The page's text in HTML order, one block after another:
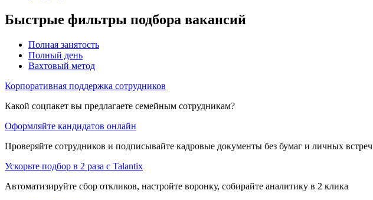
Быстрые фильтры подбора вакансий
Полная занятость
Полный день
Вахтовый метод
Корпоративная поддержка сотрудников
Какой соцпакет вы предлагаете семейным сотрудникам?
Оформляйте кандидатов онлайн
Проверяйте сотрудников и подписывайте кадровые документы без бумаг и личных встреч
Ускорьте подбор в 2 раза с Talantix
Автоматизируйте сбор откликов, настройте воронку, собирайте аналитику в 2 клика